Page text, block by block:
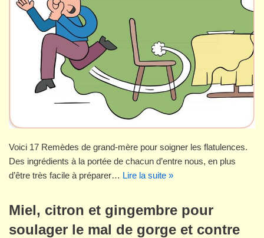
Voici 17 Remèdes de grand-mère pour soigner les flatulences.
Des ingrédients à la portée de chacun d’entre nous, en plus
d’être très facile à préparer… Lire la suite »
Miel, citron et gingembre pour
soulager le mal de gorge et contre